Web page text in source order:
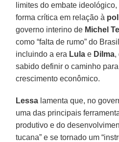
limites do embate
forma crítica em relação à
governo interino de Michel
como “falta de rumo” do
incluindo a era Lula e Dilma,
sabido definir o caminho
crescimento econômico.
Lessa lamenta que, no
uma das principais
produtivo e do
tucana” e se tornado um